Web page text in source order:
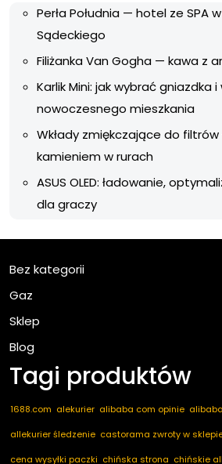
Perła Południa — hotel ze SPA
Sądeckiego
Filiżanka Van Gogha — kawa z
Karlik Mini: jak wybrać gniazdka i
nowoczesnego mieszkania
Wkłady zmiękczające do
kamieniem w rurach
ASUS OLED: ładowanie,
dla graczy
Bez kategorii
Gaz
Sklep
Blog
Tagi produktów
1688.com alekurier alibaba com opinie
allekurier śledzenie castorama zwroty w
cena wysyłki paczki chińska strona chińskie